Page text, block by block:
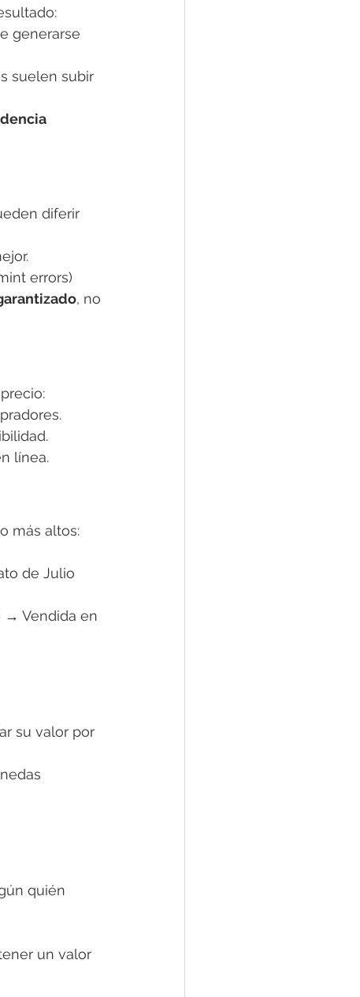
generarse
suelen subir
diferir
errors)
, no
línea.
más altos:
de Julio
→ Vendida en
su valor por
quién
un valor